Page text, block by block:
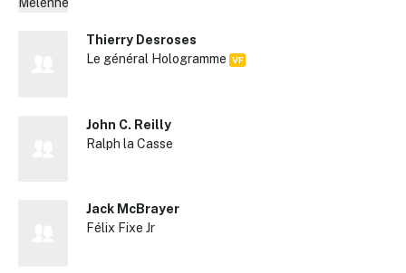
Thierry Desroses
Le général Hologramme VF
John C. Reilly
Ralph la Casse
Jack McBrayer
Félix Fixe Jr